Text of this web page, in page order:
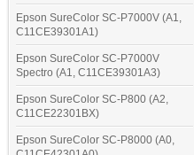
Epson SureColor SC-P7000V (A1,
C11CE39301A1)
Epson SureColor SC-P7000V
Spectro (A1, C11CE39301A3)
Epson SureColor SC-P800 (A2,
C11CE22301BX)
Epson SureColor SC-P8000 (A0,